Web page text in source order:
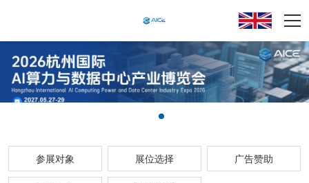
参展对象 展位选择 广告赞助